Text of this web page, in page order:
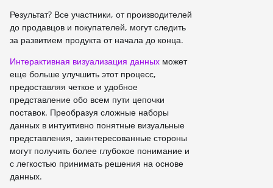
Результат? Все участники, от производителей
до продавцов и покупателей, могут следить
за развитием продукта от начала до конца.
Интерактивная визуализация данных может
еще больше улучшить этот процесс,
предоставляя четкое и удобное
представление обо всем пути цепочки
поставок. Преобразуя сложные наборы
данных в интуитивно понятные визуальные
представления, заинтересованные стороны
могут получить более глубокое понимание и
с легкостью принимать решения на основе
данных.